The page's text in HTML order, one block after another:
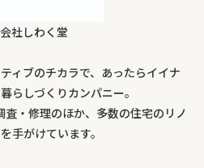
社しわく堂
ィブのチカラで、あったらイイナ
らしづくりカンパニー。
・修理のほか、多数の住宅のリノ
手がけています。